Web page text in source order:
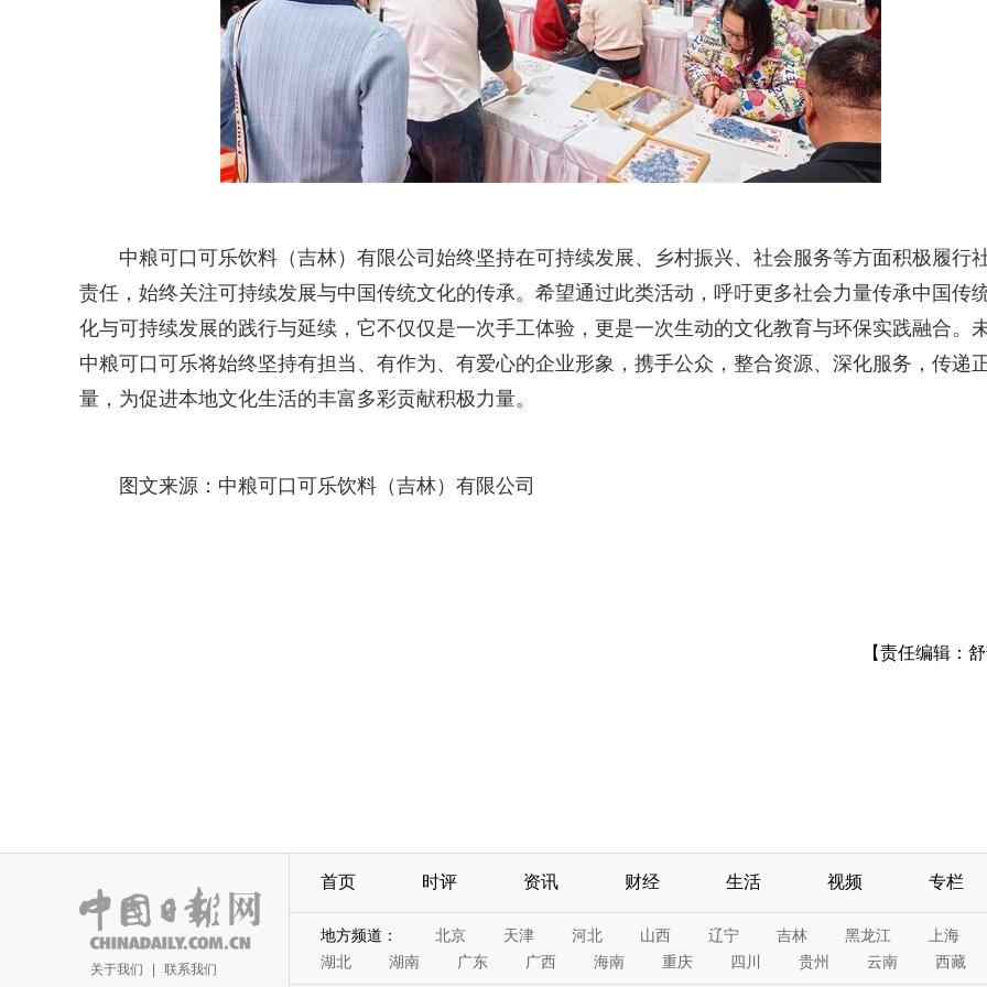
中粮可口可乐饮料（吉林）有限公司始终坚持在可持续发展、乡村振兴、社会服务等方面积极履行
责任，始终关注可持续发展与中国传统文化的传承。希望通过此类活动，呼吁更多社会力量传承中国传
化与可持续发展的践行与延续，它不仅仅是一次手工体验，更是一次生动的文化教育与环保实践融合。
中粮可口可乐将始终坚持有担当、有作为、有爱心的企业形象，携手公众，整合资源、深化服务，传递
量，为促进本地文化生活的丰富多彩贡献积极力量。
图文来源：中粮可口可乐饮料（吉林）有限公司
【责任编辑：舒
关于我们 | 联系我们
首页 时评 资讯 财经 生活 视频 专栏
地方频道： 北京 天津 河北 山西 辽宁 吉林 黑龙江 上海
湖北
湖南 广东 广西 海南 重庆 四川 贵州 云南 西藏